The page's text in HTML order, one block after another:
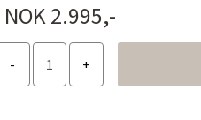
NOK 2.995,-